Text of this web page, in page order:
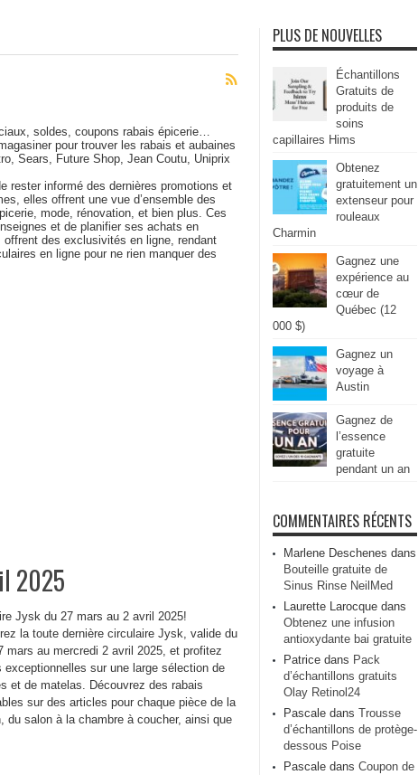
soldes, coupons rabais épicerie…
pour trouver les rabais et aubaines
Sears, Future Shop, Jean Coutu, Uniprix
rester informé des dernières promotions et
elles offrent une vue d’ensemble des
mode, rénovation, et bien plus. Ces
et de planifier ses achats en
des exclusivités en ligne, rendant
en ligne pour ne rien manquer des
2025
Jysk du 27 mars au 2 avril 2025!
la toute dernière circulaire Jysk, valide du
mars au mercredi 2 avril 2025, et profitez
exceptionnelles sur une large sélection de
et de matelas. Découvrez des rabais
sur des articles pour chaque pièce de la
du salon à la chambre à coucher, ainsi que
PLUS DE NOUVELLES
Échantillons
Gratuits de
produits de
soins
capillaires Hims
Obtenez
gratuitement un
extenseur pour
rouleaux
Charmin
Gagnez une
expérience au
cœur de
Québec (12
000 $)
Gagnez un
voyage à
Austin
Gagnez de
l’essence
gratuite
pendant un an
COMMENTAIRES RÉCENTS
Marlene Deschenes dans
Bouteille gratuite de
Sinus Rinse NeilMed
Laurette Larocque dans
Obtenez une infusion
antioxydante bai gratuite
Patrice dans Pack
d’échantillons gratuits
Olay Retinol24
Pascale dans Trousse
d’échantillons de protège-
dessous Poise
Pascale dans Coupon de